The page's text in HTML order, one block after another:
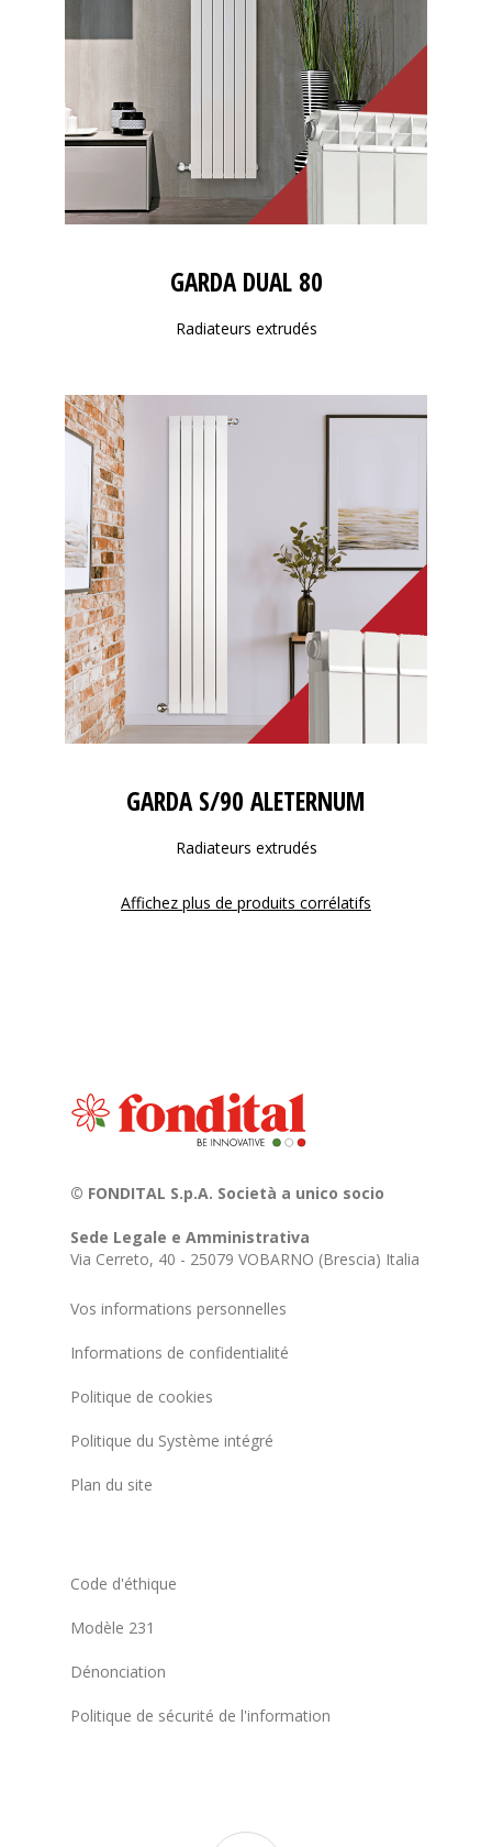
GARDA DUAL 80
Radiateurs extrudés
GARDA S/90 ALETERNUM
Radiateurs extrudés
Affichez plus de produits corrélatifs
© FONDITAL S.p.A. Società a unico socio
Sede Legale e Amministrativa
Via Cerreto, 40 - 25079 VOBARNO (Brescia) Italia
Vos informations personnelles
Informations de confidentialité
Politique de cookies
Politique du Système intégré
Plan du site
Code d'éthique
Modèle 231
Dénonciation
Politique de sécurité de l'information